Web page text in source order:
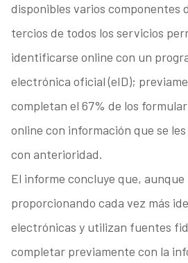
disponibles varios componentes
tercios de todos los servicios
identificarse online con un
electrónica oficial (eID);
completan el 67% de los
online con información que se
con anterioridad.
El informe concluye que, aunque
proporcionando cada vez más
electrónicas y utilizan fuentes
completar previamente con la